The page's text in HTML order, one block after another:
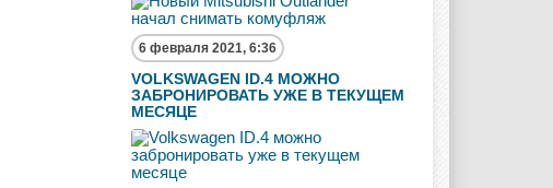
6 февраля 2021, 6:36
VOLKSWAGEN ID.4 МОЖНО
ЗАБРОНИРОВАТЬ УЖЕ В ТЕКУЩЕМ
МЕСЯЦЕ